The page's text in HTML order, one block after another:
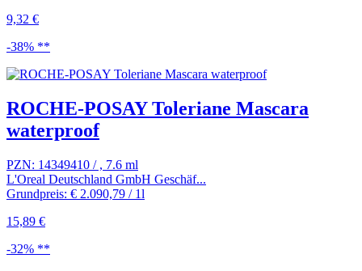
9,32 €
-38% **
ROCHE-POSAY Toleriane Mascara
waterproof
PZN: 14349410 / , 7.6 ml
L'Oreal Deutschland GmbH Geschäf...
Grundpreis: € 2.090,79 / 1l
15,89 €
-32% **